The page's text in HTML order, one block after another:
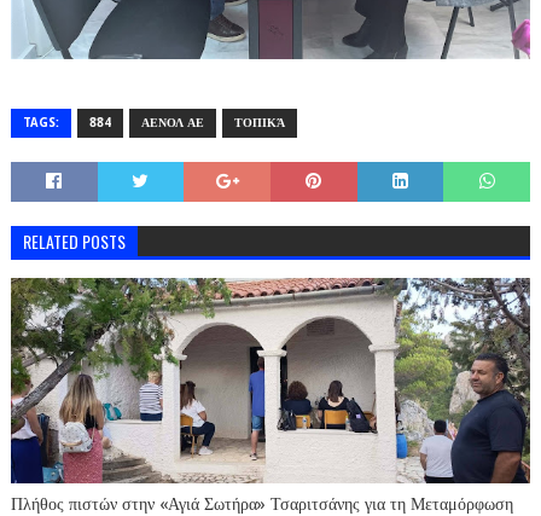
TAGS: 884 ΑΕΝΟΛ ΑΕ ΤΟΠΙΚΆ
RELATED POSTS
Πλήθος πιστών στην «Αγιά Σωτήρα» Τσαριτσάνης για τη Μεταμόρφωση